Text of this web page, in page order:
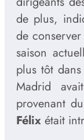
de plus,
de
saison
plus tôt
Madrid
provenant
Félix était